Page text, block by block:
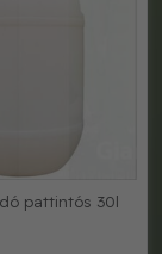
pattintós 30l